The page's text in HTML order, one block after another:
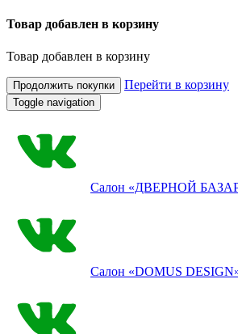
Товар добавлен в корзину
Товар добавлен в корзину
Продолжить покупки Перейти в корзину
Toggle navigation
Салон «ДВЕРНОЙ
Салон «DOMUS